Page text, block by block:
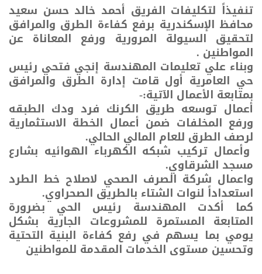
تنفيذاً لتكليفات الفريق أحمد خالد حسن سعيد
محافظ الإسكندرية برفع كفاءة الطرق والمرافق
لتحقيق السيولة المرورية ورفع المعاناة عن
المواطنين .
وبناء علي تعليمات المهندسة إنجي فتحي رئيس
حي العامرية أول قامت إدارة الطرق والمرافق
بمتابعة الأعمال الآتية:-
أعمال توسعه طريق الكرنك فرد ودك الطبقه
ورفع المخلفات ضمن أعمال الخطة الاستثمارية
لرصف الطرق للعام المالي الحالي.
وأعمال تركيب شبكه الكهرباء الهوائيه بشارع
مسجد الشرقاوي.
واعمال شركة الصرف الصحي لاصلاح خط الطرد
استعداداً لنوات الشتاء بالطريق الصحراوي.
كما أكدت المهندسة رئيس الحي بضرورة
المتابعة المستمرة للمشروعات الجارية بشكل
يومي بما يسهم في رفع كفاءة البنية التحتية
وتحسين مستوى الخدمات المقدمة للمواطنين